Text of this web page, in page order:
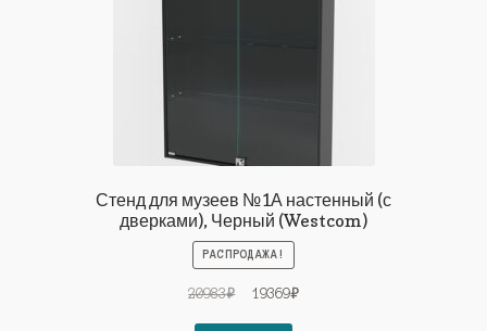
Стенд для музеев №1А настенный (с
дверками), Черный (Westcom)
РАСПРОДАЖА!
20983₽
Первоначальная
19369₽Текущая